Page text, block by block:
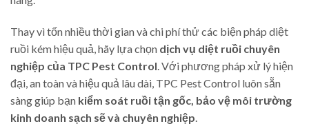
Thay vì tốn nhiều thời gian và chi phí thử các biện pháp diệt
ruồi kém hiệu quả, hãy lựa chọn dịch vụ diệt ruồi chuyên
nghiệp của TPC Pest Control . Với phương pháp xử lý hiện
đại, an toàn và hiệu quả lâu dài, TPC Pest Control luôn sẵn
sàng giúp bạn kiểm soát ruồi tận gốc, bảo vệ môi trường
kinh doanh sạch sẽ và chuyên nghiệp